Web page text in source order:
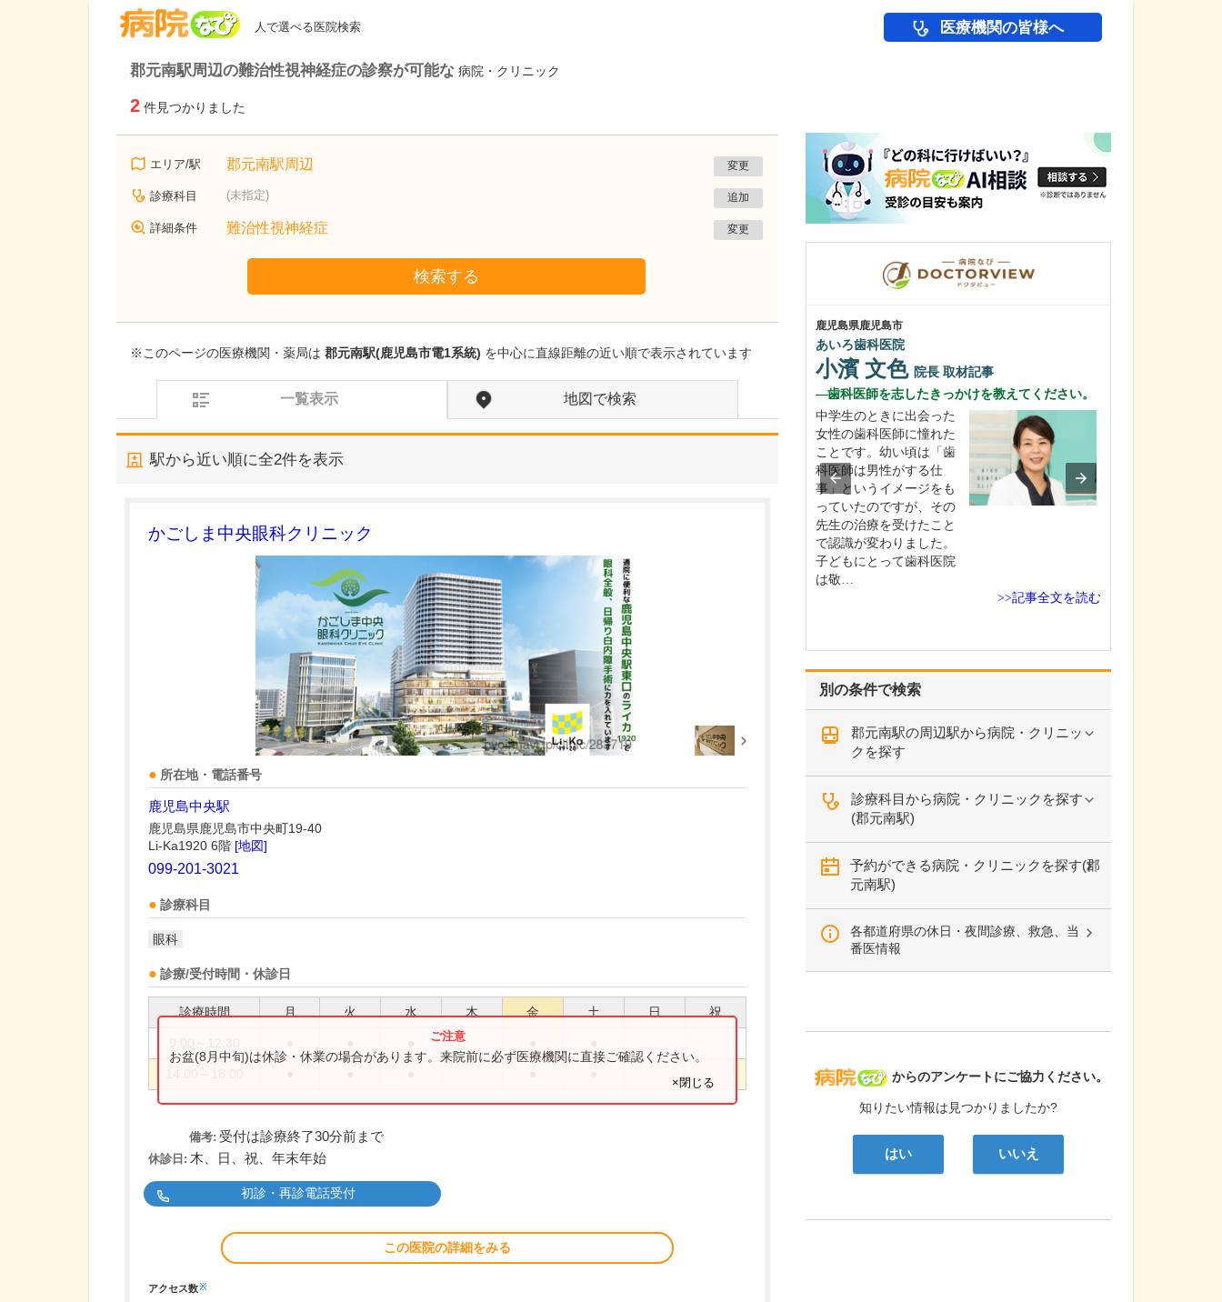
人で選べる医院検索 医療機関の皆様へ
郡元南駅周辺の難治性視神経症の診察が可能な 病院・クリニック
2 件見つかりました
エリア/駅 郡元南駅周辺 変更
診療科目 (未指定) 追加
詳細条件 難治性視神経症 変更
検索する
※このページの医療機関・薬局は 郡元南駅(鹿児島市電1系統) を中心に直線距離の近い順で表示されています
一覧表示 地図で検索
駅から近い順に全2件を表示
かごしま中央眼科クリニック
所在地・電話番号
鹿児島中央駅
鹿児島県鹿児島市中央町19-40
Li-Ka1920 6階 [地図]
099-201-3021
診療科目
眼科
診療/受付時間・休診日
診療時間 月 火 水 木 金 土 日 祝
お盆(8月中旬)は休診・休業の場合があります。来院前に必ず医療機関に直接ご確認ください。
×閉じる
備考: 受付は診療終了30分前まで
休診日: 木、日、祝、年末年始
初診・再診電話受付
この医院の詳細をみる
アクセス数※
別の条件で検索
郡元南駅の周辺駅から病院・クリニッ
クを探す
診療科目から病院・クリニックを探す
(郡元南駅)
予約ができる病院・クリニックを探す(郡
元南駅)
各都道府県の休日・夜間診療、救急、当
番医情報
病院なび
からのアンケートにご協力ください。
知りたい情報は見つかりましたか?
はい いいえ
鹿児島県鹿児島市
あいろ歯科医院
小濱 文色 院長 取材記事
歯科医師を志したきっかけを教えてください。
中学生のときに出会った
女性の歯科医師に憧れた
ことです。幼い頃は「歯
科医師は男性がする仕
事」というイメージをも
っていたのですが、その
先生の治療を受けたこと
で認識が変わりました。
子どもにとって歯科医院
は敬…
>>記事全文を読む
東京都豊島区
南大塚クリニック
読者へのメッセージをお願いします。
当院は、総合診療医と専
門医の二刀流として、地
いただけるよう、患者…